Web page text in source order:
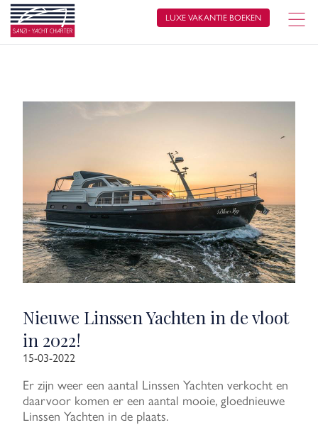
LUXE VAKANTIE BOEKEN
Nieuwe Linssen Yachten in de vloot
in 2022!
15-03-2022
Er zijn weer een aantal Linssen Yachten verkocht en
daarvoor komen er een aantal mooie, gloednieuwe
Linssen Yachten in de plaats.